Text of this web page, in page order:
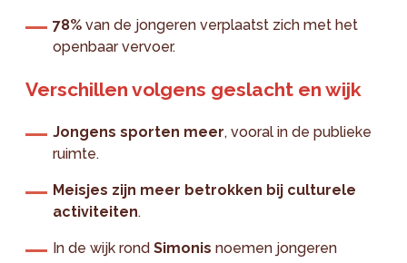
78% van de jongeren verplaatst zich met het
openbaar vervoer.
Verschillen volgens geslacht en wijk
Jongens sporten meer, vooral in de publieke
ruimte.
Meisjes zijn meer betrokken bij culturele
activiteiten.
In de wijk rondSimonisnoemen jongeren